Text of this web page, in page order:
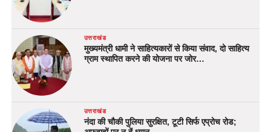
उत्तराखंड
मुख्यमंत्री धामी ने साहित्यकारों से किया संवाद, दो साहित्य
ग्राम स्थापित करने की योजना पर जोर…
उत्तराखंड
नंदा की चौकी पुलिया सुरक्षित, टूटी सिर्फ एप्रोच रोड;